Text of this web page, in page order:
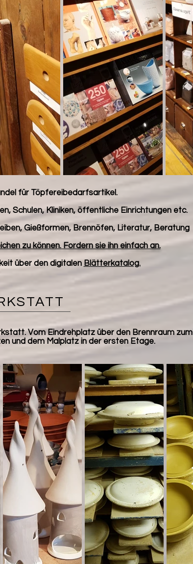
für Töpfereibedarfsartikel.
Schulen, Kliniken, öffentliche Einrichtungen etc.
Gießformen, Brennöfen, Literatur, Beratung
zu können. Fordern sie ihn einfach an.
über den digitalen Blätterkatalog.
Vom Eindrehplatz über den Brennraum zum
und dem Malplatz in der ersten Etage.